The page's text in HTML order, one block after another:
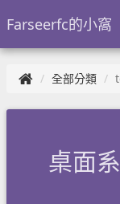
Farseerfc的小窩
全部分類
桌面